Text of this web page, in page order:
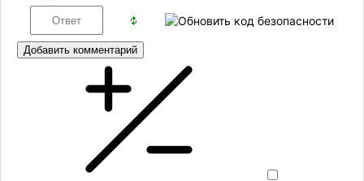
Добавить комментарий